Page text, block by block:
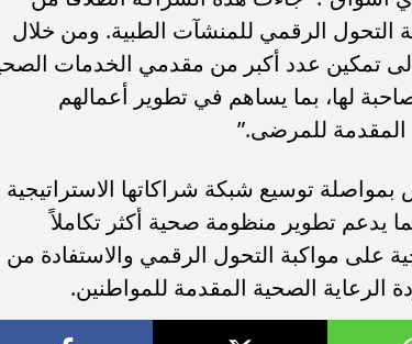
التحول الرقمي للمنشآت الطبية. ومن خلال
تمكين عدد أكبر من مقدمي الخدمات
لها، بما يساهم في تطوير أعمالهم
المقدمة للمرضى.”
توسيع شبكة شراكاتها الاستراتيجية
يدعم تطوير منظومة صحية أكثر تكاملاً
على مواكبة التحول الرقمي والاستفادة من
الرعاية الصحية المقدمة للمواطنين.